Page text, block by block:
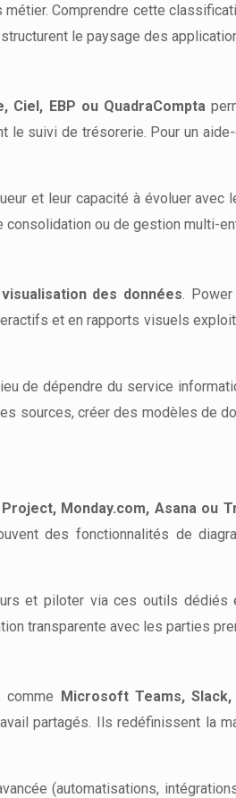
Comprendre cette
le paysage des
Ciel, EBP ou QuadraCompta
suivi de trésorerie. Pour un
et leur capacité à évoluer avec
ou de gestion multi-
des données .
et en rapports visuels
de dépendre du service
sources, créer des modèles de
Monday.com, Asana ou
des fonctionnalités de
et piloter via ces outils
transparente avec les parties
comme Microsoft Teams,
partagés. Ils redéfinissent la
(automatisations,